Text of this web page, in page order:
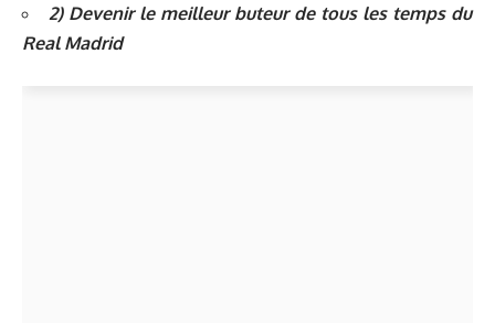
2) Devenir le meilleur buteur de tous les temps du
Real Madrid